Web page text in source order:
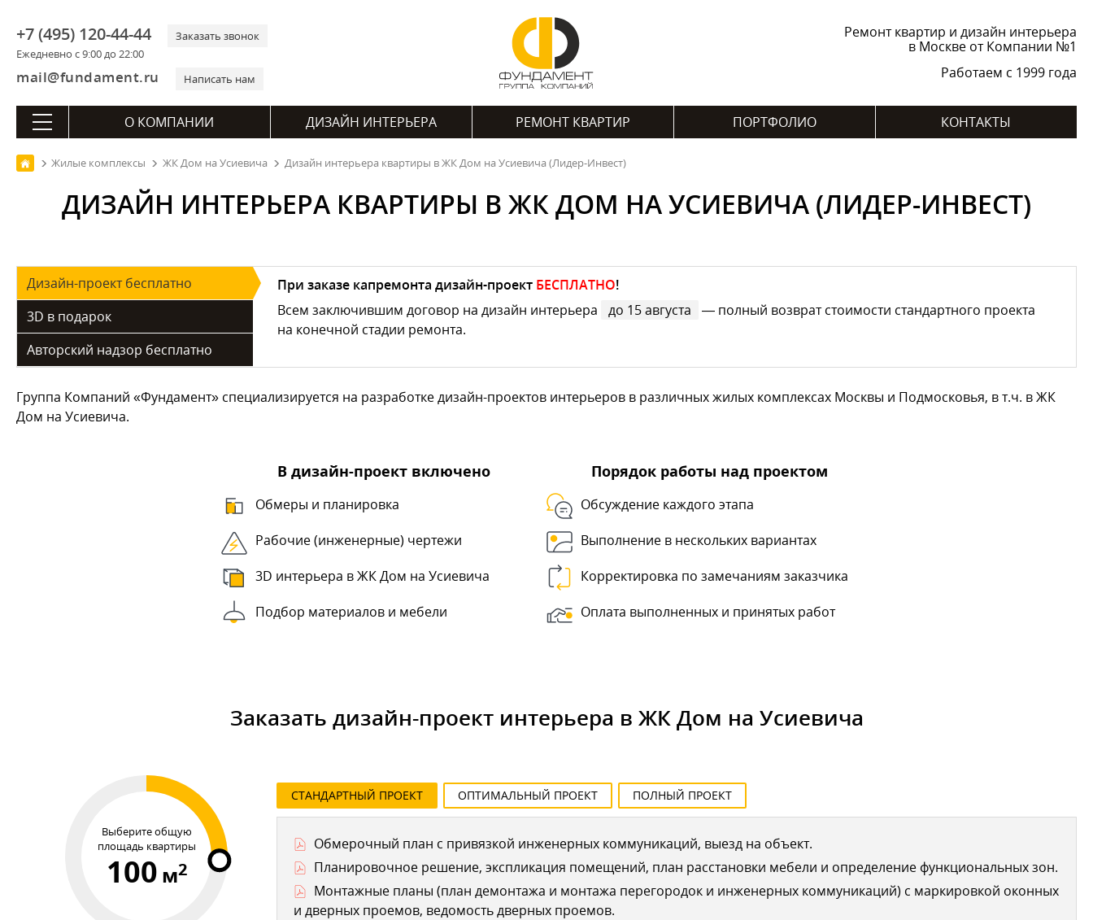
+7 (495) 120-44-44
Ежедневно с 9:00 до 22:00
Заказать звонок
mail@fundament.ru Написать нам
Ремонт квартир и дизайн интерьера
в Москве от Компании №1
Работаем с 1999 года
О КОМПАНИИ ДИЗАЙН ИНТЕРЬЕРА РЕМОНТ КВАРТИР ПОРТФОЛИО КОНТАКТЫ
Жилые комплексы ЖК Дом на Усиевича Дизайн интерьера квартиры в ЖК Дом на Усиевича (Лидер-Инвест)
ДИЗАЙН ИНТЕРЬЕРА КВАРТИРЫ В ЖК ДОМ НА УСИЕВИЧА (ЛИДЕР-ИНВЕСТ)
Дизайн-проект бесплатно
3D в подарок
Авторский надзор бесплатно
При заказе капремонта дизайн-проект БЕСПЛАТНО!
Всем заключившим договор на дизайн интерьера
до 15 августа
— полный возврат стоимости стандартного проекта
на конечной стадии ремонта.
Группа Компаний «Фундамент» специализируется на разработке дизайн-проектов интерьеров в различных жилых комплексах Москвы и Подмосковья, в т.ч. в ЖК
Дом на Усиевича.
В дизайн-проект включено
Обмеры и планировка
Рабочие (инженерные) чертежи
3D интерьера в ЖК Дом на Усиевича
Подбор материалов и мебели
Порядок работы над проектом
Обсуждение каждого этапа
Выполнение в нескольких вариантах
Корректировка по замечаниям заказчика
Оплата выполненных и принятых работ
Заказать дизайн-проект интерьера в ЖК Дом на Усиевича
Выберите общую
площадь квартиры
100 м2
СТАНДАРТНЫЙ ПРОЕКТ ОПТИМАЛЬНЫЙ ПРОЕКТ ПОЛНЫЙ ПРОЕКТ
Обмерочный план с привязкой инженерных коммуникаций, выезд на объект.
Планировочное решение, экспликация помещений, план расстановки мебели и определение функциональных зон.
Монтажные планы (план демонтажа и монтажа перегородок и инженерных коммуникаций) с маркировкой оконных
и дверных проемов, ведомость дверных проемов.